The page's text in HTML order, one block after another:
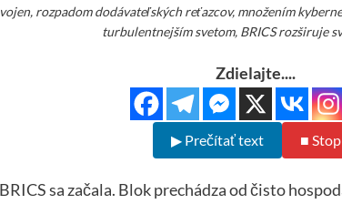
rozpadom dodávateľských reťazcov, množením
turbulentnejším svetom, BRICS rozširuje
Zdielajte....
▶ Prečítať text ■ Stop
sa začala. Blok prechádza od čisto